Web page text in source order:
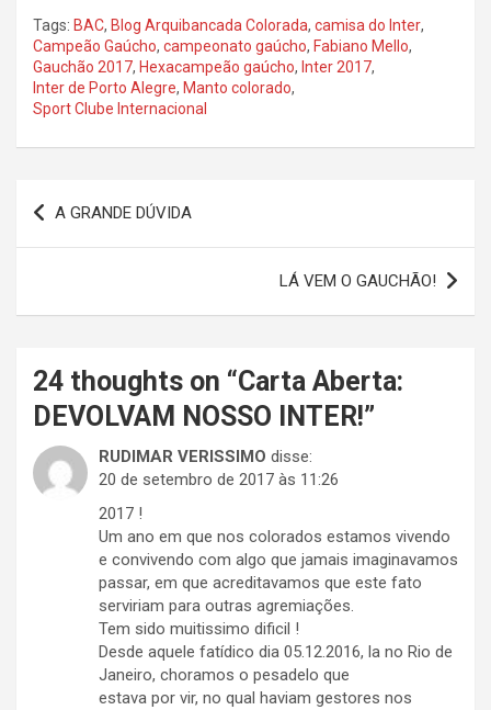
Tags: BAC, Blog Arquibancada Colorada, camisa do Inter,
Campeão Gaúcho, campeonato gaúcho, Fabiano Mello,
Gauchão 2017, Hexacampeão gaúcho, Inter 2017,
Inter de Porto Alegre, Manto colorado,
Sport Clube Internacional
Navegação
de
A GRANDE DÚVIDA
LÁ VEM O GAUCHÃO!
24 thoughts on “Carta Aberta:
DEVOLVAM NOSSO INTER!”
RUDIMAR VERISSIMO disse:
20 de setembro de 2017 às 11:26
2017 !
Um ano em que nos colorados estamos vivendo
e convivendo com algo que jamais imaginavamos
passar, em que acreditavamos que este fato
serviriam para outras agremiações.
Tem sido muitissimo dificil !
Desde aquele fatídico dia 05.12.2016, la no Rio de
Janeiro, choramos o pesadelo que
estava por vir, no qual haviam gestores nos